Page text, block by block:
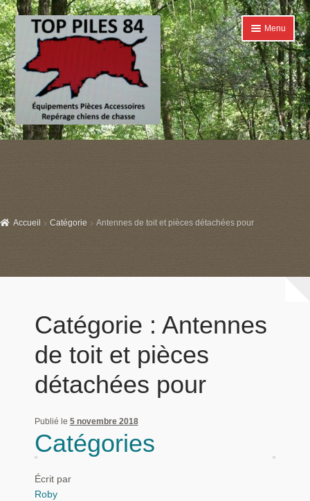
Aller
à
la
navigation
Aller
au
contenu
Menu
Accueil
Panier
Produits populaires
Qui sommes-nous
Accueil Catégorie Antennes de toit et pièces détachées pour
Catégorie : Antennes
de toit et pièces
détachées pour
Publié le 5 novembre 2018
Catégories
Écrit par
Roby